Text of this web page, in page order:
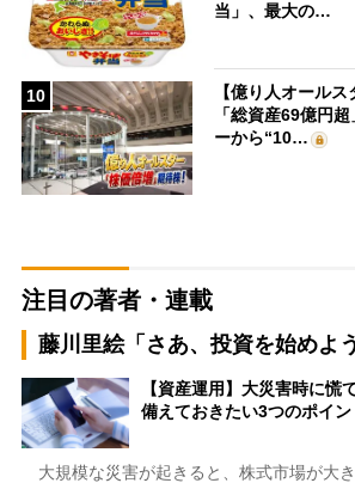
当」、最大の…
10
【億り人オールス
「総資産69億円
ーから“10…
注目の著者・連載
藤川里絵「さあ、投資を始めよ
【資産運用】大災害時に慌
備えておきたい3つのポイ
大規模な災害が起きると、株式市場が大